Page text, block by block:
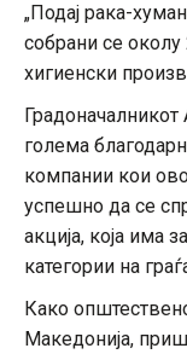
„Подај рака-
собрани се
хигиенски
голема
компании кои
успешно да се
акција, која има
категории на
Како
Македонија,